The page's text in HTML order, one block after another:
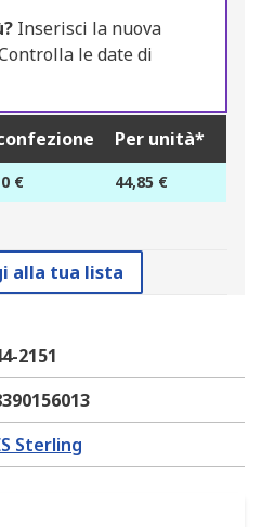
Inserisci la nuova
le date di
Per unità*
€ 44,85 €
alla tua lista
2151
Sterling